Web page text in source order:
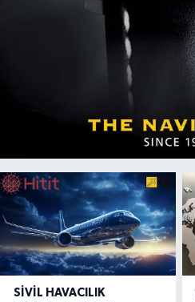
SIVIL HAVACILIK